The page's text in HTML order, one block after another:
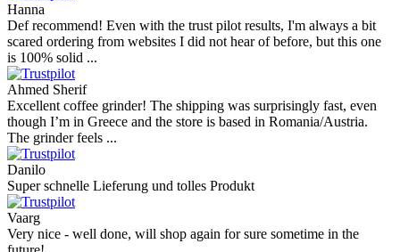
Hanna
Def recommend! Even with the trust pilot results, I'm always a bit
scared ordering from websites I did not hear of before, but this one
is 100% solid ...
Ahmed Sherif
Excellent coffee grinder! The shipping was surprisingly fast, even
though I’m in Greece and the store is based in Romania/Austria.
The grinder feels ...
Danilo
Super schnelle Lieferung und tolles Produkt
Vaarg
Very nice - well done, will shop again for sure sometime in the